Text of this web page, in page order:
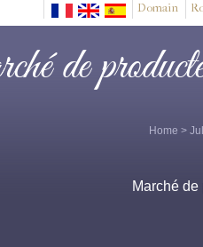
Domain
de
Home >
Marché